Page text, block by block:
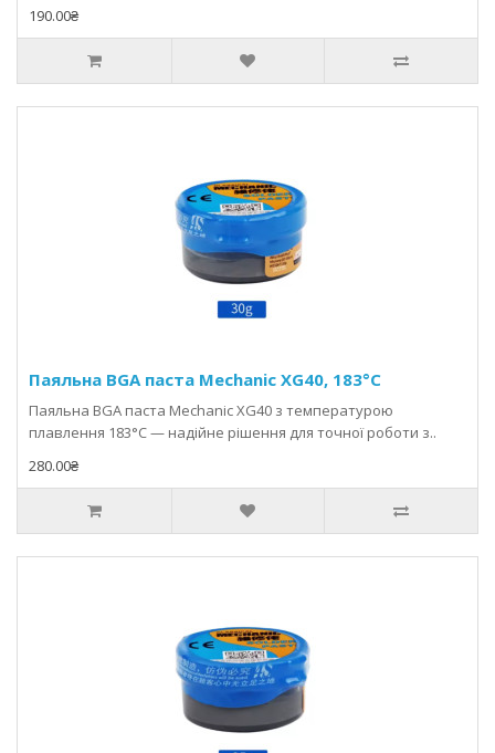
190.00₴
Паяльна BGA паста Mechanic XG40, 183°C
Паяльна BGA паста Mechanic XG40 з температурою
плавлення 183°C — надійне рішення для точної роботи з..
280.00₴